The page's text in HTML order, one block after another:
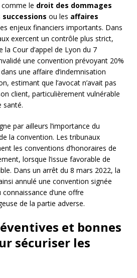
le droit des dommages
ou les affaires
enjeux financiers importants. Dans
exercent un contrôle plus strict,
la Cour d’appel de Lyon du 7
une convention prévoyant 20%
une affaire d’indemnisation
estimant que l’avocat n’avait pas
client, particulièrement vulnérable
santé.
par ailleurs l’importance du
la convention. Les tribunaux
les conventions d’honoraires de
lorsque l’issue favorable de
Dans un arrêt du 8 mars 2022, la
annulé une convention signée
d’une offre
de la partie adverse.
et bonnes
sécuriser les